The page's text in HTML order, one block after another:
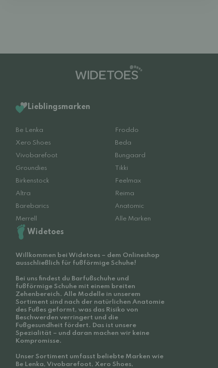
Lieblingsmarken
Be Lenka
Froddo
Xero Shoes
Beda
Vivobarefoot
Bungaard
Groundies
Tikki
Birkenstock
Feelmax
Altra
Reima
Barebarics
Anatomic
Merrell
Alle Marken
Widetoes
Willkommen bei Widetoes – dem Onlineshop
ausschließlich für fußförmige Schuhe!
Bei uns findest du Barfußschuhe und
fußförmige Schuhe mit einem breiten
Zehenbereich. Alle Modelle in unserem
Sortiment sind nach der natürlichen Anatomie
des Fußes geformt, was das Risiko von
Beschwerden verringert und die
Fußgesundheit fördert. Das ist unsere
Spezialität – und daran machen wir keine
Kompromisse.
Unser Sortiment umfasst beliebte Marken wie
Be Lenka, Vivobarefoot, Xero Shoes,